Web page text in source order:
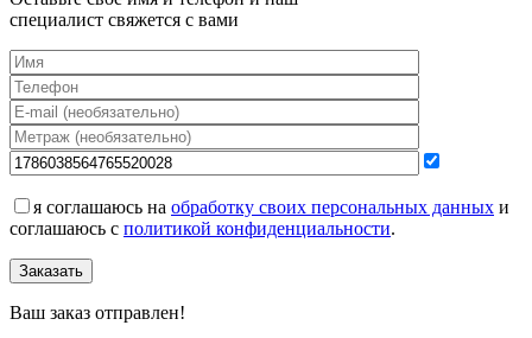
специалист свяжется с вами
я соглашаюсь на обработку своих персональных данных и
соглашаюсь с политикой конфиденциальности.
Заказать
Ваш заказ отправлен!